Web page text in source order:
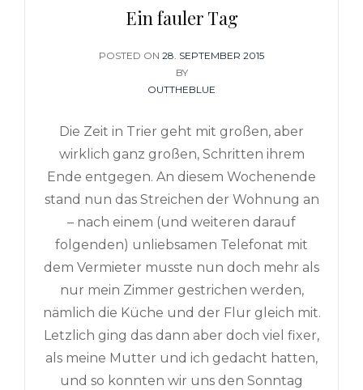
Ein fauler Tag
POSTED ON POSTED
ON
28. SEPTEMBER 2015
BY
OUTTHEBLUE
Die Zeit in Trier geht mit großen, aber
wirklich ganz großen, Schritten ihrem
Ende entgegen. An diesem Wochenende
stand nun das Streichen der Wohnung an
– nach einem (und weiteren darauf
folgenden) unliebsamen Telefonat mit
dem Vermieter musste nun doch mehr als
nur mein Zimmer gestrichen werden,
nämlich die Küche und der Flur gleich mit.
Letzlich ging das dann aber doch viel fixer,
als meine Mutter und ich gedacht hatten,
und so konnten wir uns den Sonntag